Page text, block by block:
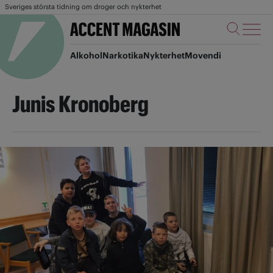
Sveriges största tidning om droger och nykterhet
AlkoholNarkotikaNykterhetMovendi
Junis Kronoberg